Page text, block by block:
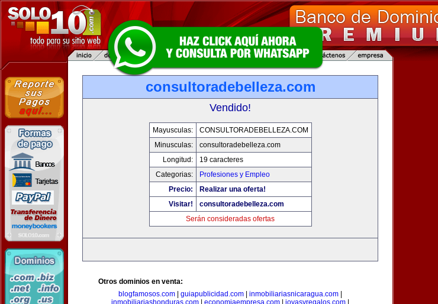
consultoradebelleza.com
Vendido!
Mayusculas:
CONSULTORADEBELLEZA.COM
Minusculas:
consultoradebelleza.com
Longitud:
19 caracteres
Categorias:
Profesiones y Empleo
Precio:
Realizar una oferta!
Visitar!
consultoradebelleza.com
Serán consideradas ofertas
Otros dominios en venta:
blogfamosos.com
guiapublicidad.com inmobiliariasnicaragua.com
inmobiliariashonduras.com
economiaempresa.com joyasyregalos.com